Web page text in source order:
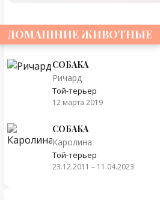
ДОМАШНИЕ ЖИВОТНЫЕ
СОБАКА
Ричард
Той-терьер
12 марта 2019
СОБАКА
Каролина
Той-терьер
23.12.2011 – 11.04.2023